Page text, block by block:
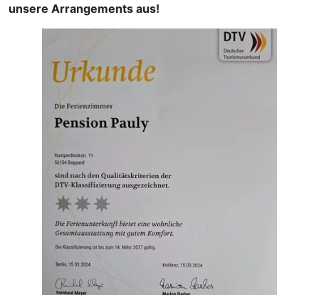
unsere Arrangements aus!